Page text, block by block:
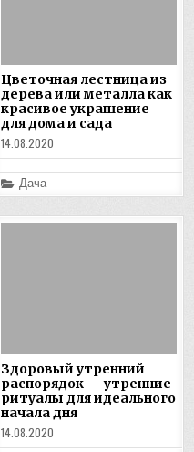
Цветочная лестница из
дерева или металла как
красивое украшение
для дома и сада
14.08.2020
Posted
in
Дача
Здоровый утренний
распорядок — утренние
ритуалы для идеального
начала дня
14.08.2020